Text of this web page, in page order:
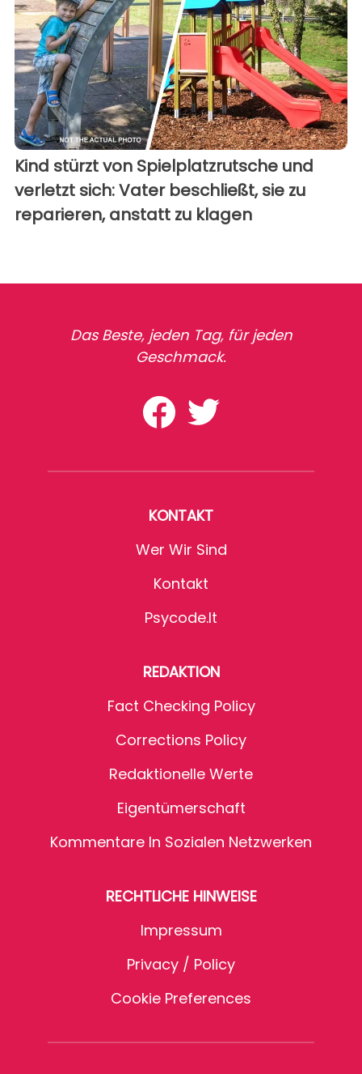
Kind stürzt von Spielplatzrutsche und
verletzt sich: Vater beschließt, sie zu
reparieren, anstatt zu klagen
Das Beste, jeden Tag, für jeden
Geschmack.
KONTAKT
Wer Wir Sind
Kontakt
Psycode.it
REDAKTION
Fact Checking Policy
Corrections Policy
Redaktionelle Werte
Eigentümerschaft
Kommentare In Sozialen Netzwerken
RECHTLICHE HINWEISE
Impressum
Privacy / Policy
Cookie Preferences